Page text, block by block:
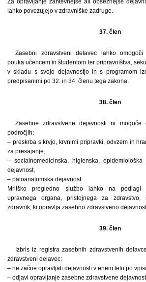
Za opravljanje zahtevnejše ali obsežnejše
lahko povezujejo v zdravniške zadruge.
37. člen
Zasebni zdravstveni delavec lahko omogoči
pouka učencem in študentom ter pripravništva,
v skladu s svojo dejavnostjo in s programom
predpisanimi po 32. in 34. členu tega zakona.
38. člen
Zasebne zdravstvene dejavnosti ni mogoče
področjih:
– preskrba s krvjo, krvnimi pripravki, odvzem in
za presajanje,
– socialnomedicinska, higienska, epidemiološka
dejavnost,
– patoanatomska dejavnost.
Mrliško pregledno službo lahko na podlagi
upravnega organa, pristojnega za zdravstvo,
zdravnik, ki opravlja zasebno zdravstveno
39. člen
Izbris iz registra zasebnih zdravstvenih
zdravstveni delavec:
– ne začne opravljati dejavnosti v enem letu po
– odjavi opravljanje zasebne zdravstvene